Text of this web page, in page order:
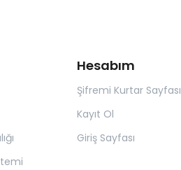
Hesabım
Şifremi Kurtar Sayfası
Kayıt Ol
Giriş Sayfası